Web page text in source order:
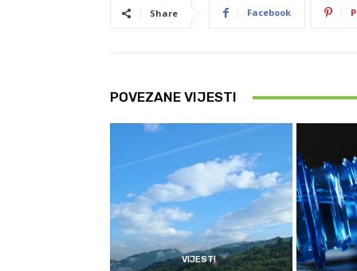
Share Facebook
POVEZANE VIJESTI
VIJESTI